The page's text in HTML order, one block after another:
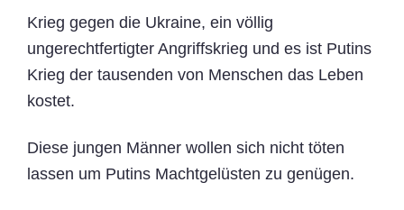
Krieg gegen die Ukraine, ein völlig
ungerechtfertigter Angriffskrieg und es ist Putins
Krieg der tausenden von Menschen das Leben
kostet.
Diese jungen Männer wollen sich nicht töten
lassen um Putins Machtgelüsten zu genügen.